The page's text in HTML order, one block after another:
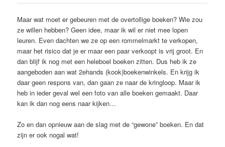
Maar wat moet er gebeuren met de overtollige boeken? Wie zou
ze willen hebben? Geen idee, maar ik wil er niet mee lopen
leuren. Even dachten we ze op een rommelmarkt te verkopen,
maar het risico dat je er maar een paar verkoopt is vrij groot. En
dan blijf ik nog met een heleboel boeken zitten. Dus heb ik ze
aangeboden aan wat 2ehands (kook)boekenwinkels. En krijg ik
daar geen respons van, dan gaan ze naar de kringloop. Maar ik
heb in ieder geval wel een foto van alle boeken gemaakt. Daar
kan ik dan nog eens naar kijken…
Zo en dan opnieuw aan de slag met de “gewone” boeken. En dat
zijn er ook nogal wat!